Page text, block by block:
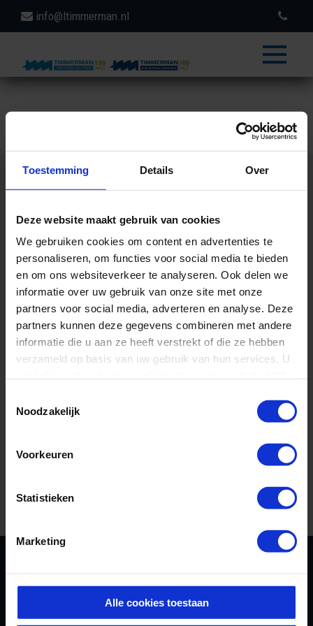
Toestemming Details Over
Deze website maakt gebruik van cookies
We gebruiken cookies om content en advertenties te
personaliseren, om functies voor social media te bieden
en om ons websiteverkeer te analyseren. Ook delen we
informatie over uw gebruik van onze site met onze
partners voor social media, adverteren en analyse. Deze
partners kunnen deze gegevens combineren met andere
informatie die u aan ze heeft verstrekt of die ze hebben
verzameld op basis van uw gebruik van hun services. U
Noodzakelijk
Voorkeuren
Statistieken
Marketing
Alle cookies toestaan
info@ltimmerman.nl
toggle
contact op.
+31 (0)118-611351
info@ltimmerman.nl
Of wij bellen u terug